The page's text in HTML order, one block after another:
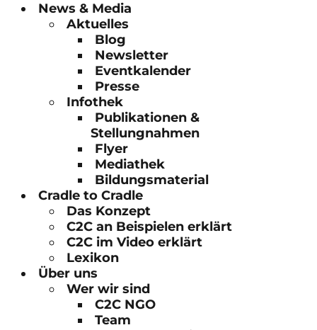
News & Media
Aktuelles
Blog
Newsletter
Eventkalender
Presse
Infothek
Publikationen &
Stellungnahmen
Flyer
Mediathek
Bildungsmaterial
Cradle to Cradle
Das Konzept
C2C an Beispielen erklärt
C2C im Video erklärt
Lexikon
Über uns
Wer wir sind
C2C NGO
Team